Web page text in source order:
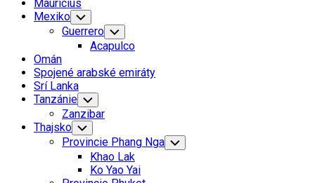
Mauricius
Mexiko Toggle
Child
Menu
Guerrero Toggle
Child
Menu
Acapulco
Omán
Spojené arabské emiráty
Srí Lanka
Tanzánie Toggle
Child
Menu
Zanzibar
Thajsko Toggle
Child
Menu
Provincie Phang Nga Toggle
Child
Khao Lak
Ko Yao Yai